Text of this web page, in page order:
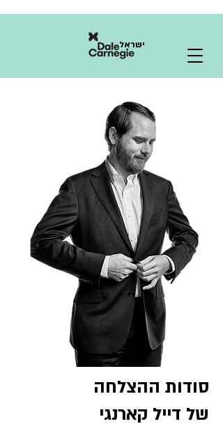
ישראל
סודות ההצלחה
של דייל קארנגי